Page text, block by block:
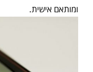
ומותאם אישית.